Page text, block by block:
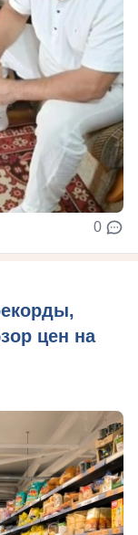
0
цен на